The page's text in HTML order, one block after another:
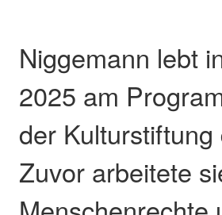
Niggemann lebt
2025 am
der
Zuvor arbeitete